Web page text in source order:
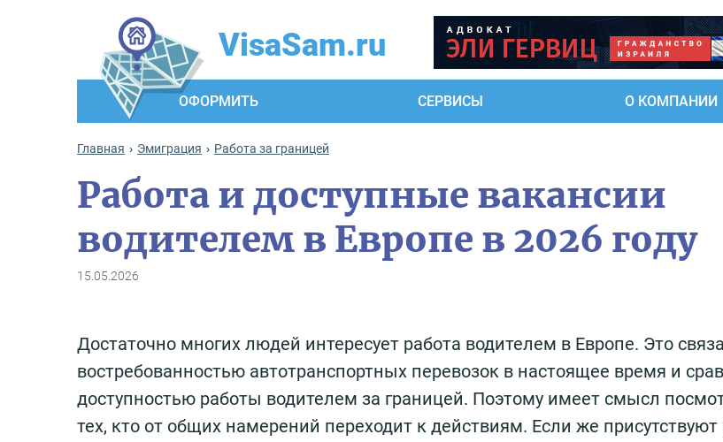
VisaSam.ru
ОФОРМИТЬ СЕРВИСЫ О КОМПАНИИ
Главная Эмиграция Работа за границей
Работа и доступные вакансии
водителем в Европе в 2026 году
15.05.2026
Достаточно многих людей интересует работа водителем в Европе. Это
востребованностью автотранспортных перевозок в настоящее время и
доступностью работы водителем за границей. Поэтому имеет смысл
тех, кто от общих намерений переходит к действиям. Если же